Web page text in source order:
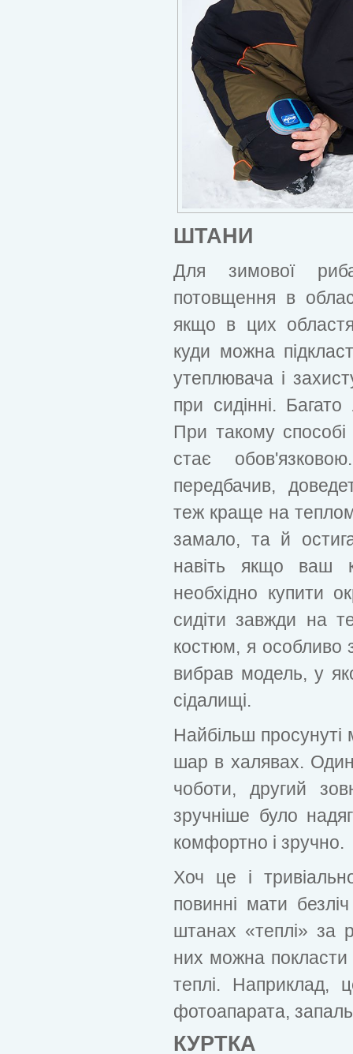
ШТАНИ
Для зимової
потовщення в
якщо в цих
куди можна
утеплювача і
при сидінні.
При такому способі
стає
передбачив,
теж краще на
замало, та й
навіть якщо ваш
необхідно купити
сидіти завжди на
костюм, я особливо
вибрав модель, у
сідалищі.
Найбільш просунуті
шар в халявах. Один
чоботи, другий
зручніше було
комфортно і зручно.
Хоч це і
повинні мати
штанах «теплі» за
них можна покласти
теплі. Наприклад,
фотоапарата,
КУРТКА